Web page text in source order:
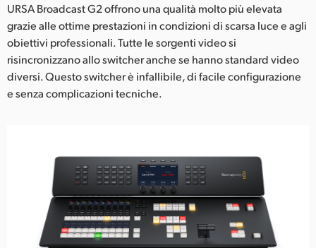
URSA Broadcast G2 offrono una qualità molto più elevata
grazie alle ottime prestazioni in condizioni di scarsa luce e agli
obiettivi professionali. Tutte le sorgenti video si
risincronizzano allo switcher anche se hanno standard video
diversi. Questo switcher è infallibile, di facile configurazione
e senza complicazioni tecniche.